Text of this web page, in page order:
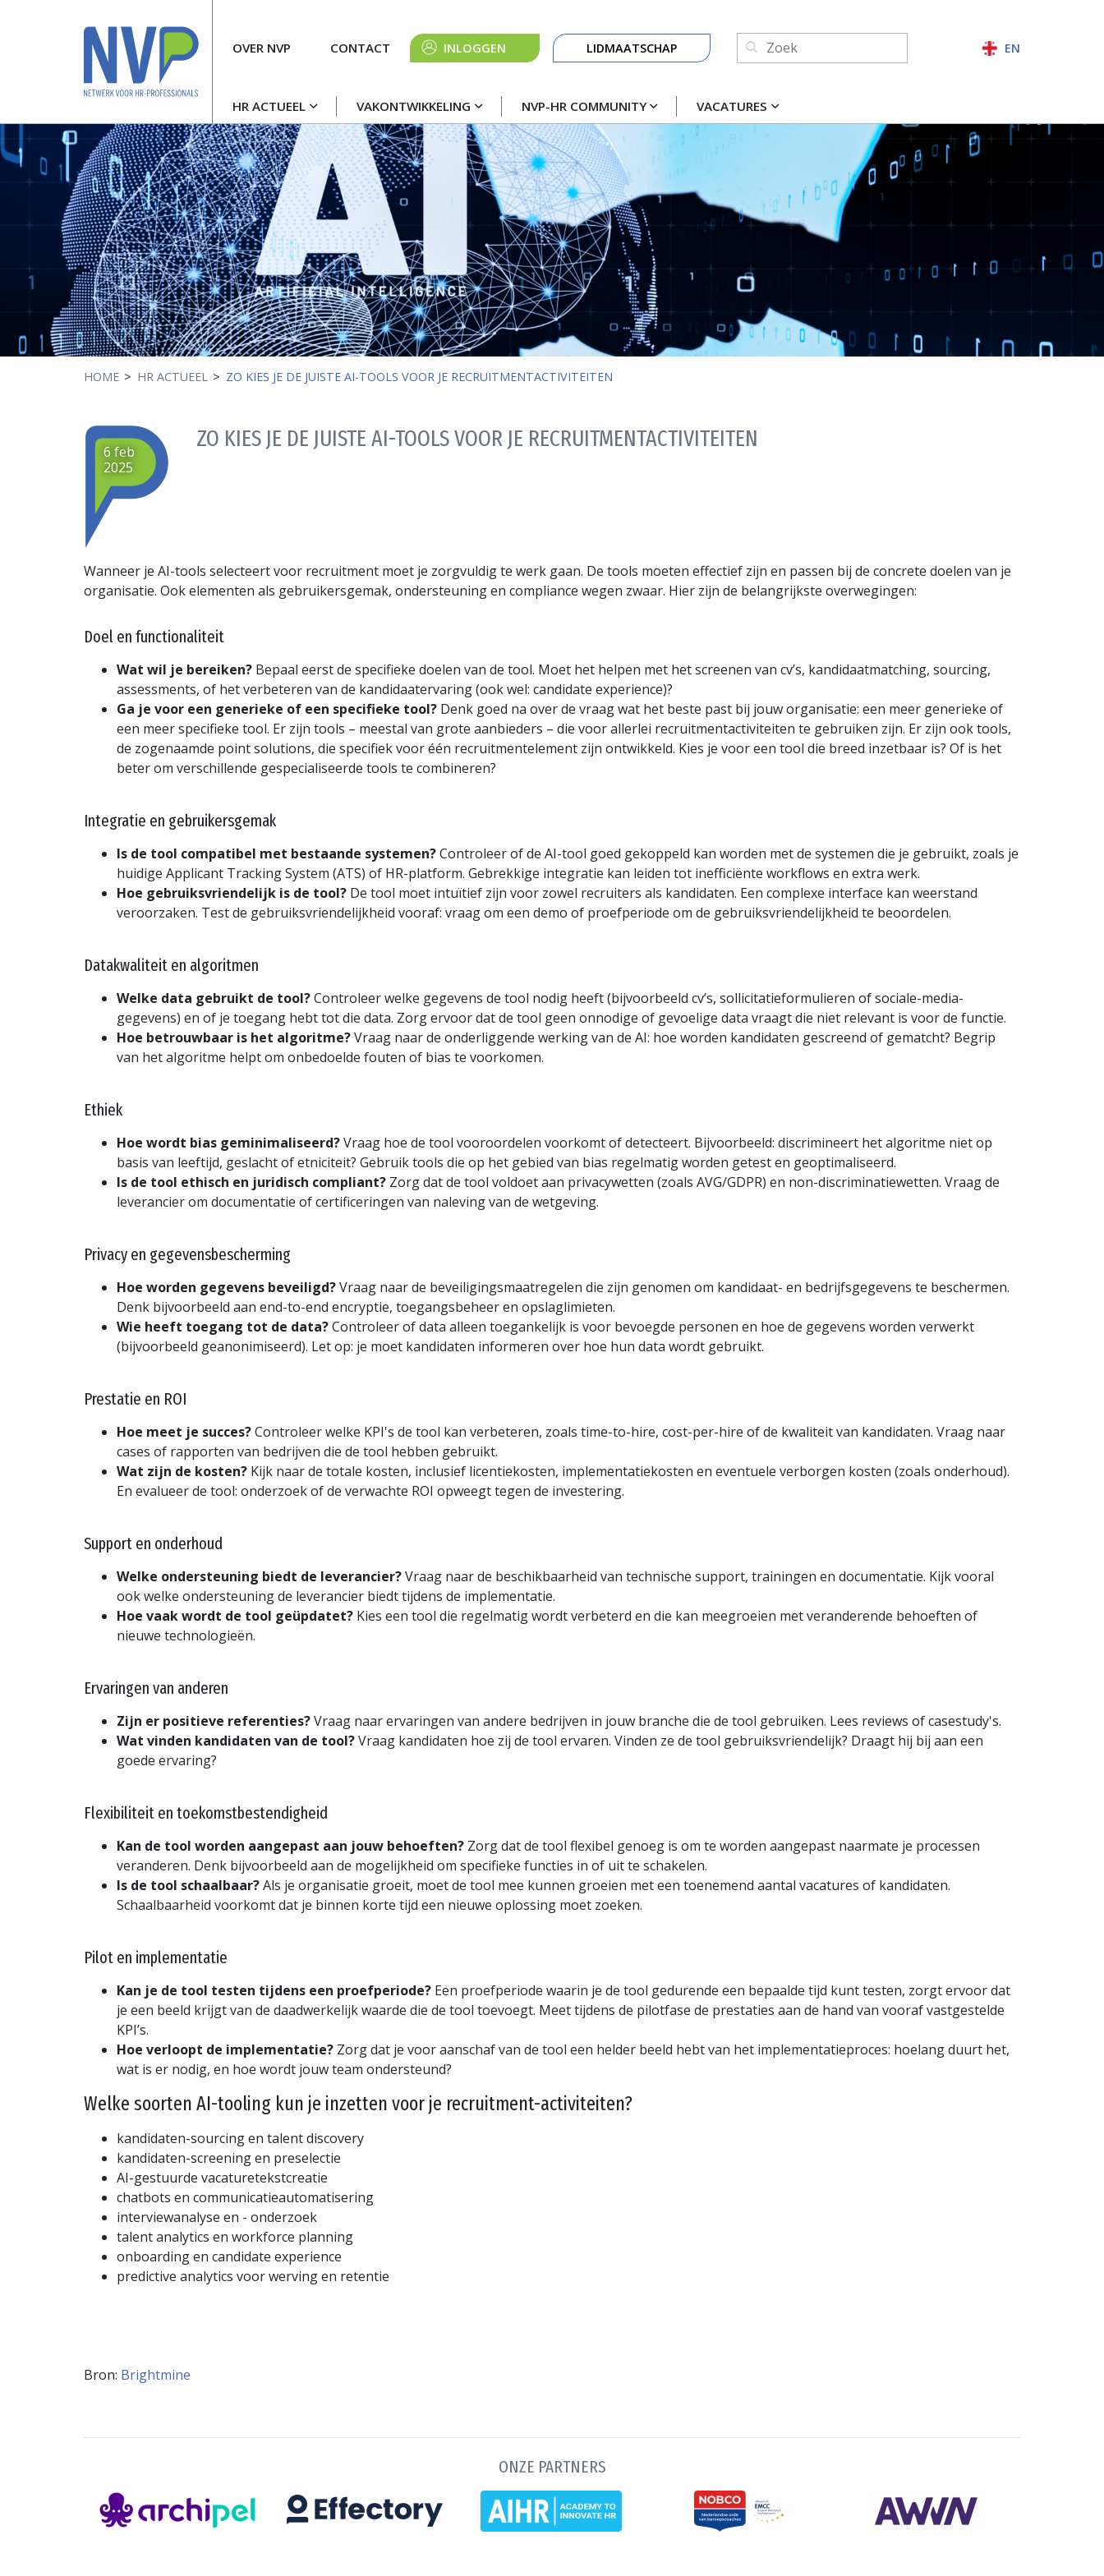
Hoofdnavigatie
HR ACTUEEL VAKONTWIKKELING NVP-HR COMMUNITY VACATURES
MetaOVER NVP CONTACT INLOGGEN
Knop
navigatie
LIDMAATSCHAP Zoeken:
ZOEKEN
EN
HOME HR ACTUEEL ZO KIES JE DE JUISTE AI-TOOLS VOOR JE RECRUITMENTACTIVITEITEN
ZO KIES JE DE JUISTE AI-TOOLS VOOR JE RECRUITMENTACTIVITEITEN
6 feb
2025
Wanneer je AI-tools selecteert voor recruitment moet je zorgvuldig te werk gaan. De tools moeten effectief zijn en passen bij de concrete doelen van je
organisatie. Ook elementen als gebruikersgemak, ondersteuning en compliance wegen zwaar. Hier zijn de belangrijkste overwegingen:
Doel en functionaliteit
Wat wil je bereiken? Bepaal eerst de specifieke doelen van de tool. Moet het helpen met het screenen van cv’s, kandidaat­matching, sourcing,
assessments, of het verbeteren van de kandidaatervaring (ook wel: candidate experience)?
Ga je voor een generieke of een specifieke tool? Denk goed na over de vraag wat het beste past bij jouw organisatie: een meer generieke of
een meer specifieke tool. Er zijn tools – meestal van grote aanbieders – die voor allerlei recruitmentactiviteiten te gebruiken zijn. Er zijn ook tools,
de zogenaamde point solutions, die specifiek voor één recruitmentelement zijn ontwikkeld. Kies je voor een tool die breed inzetbaar is? Of is het
beter om verschillende gespecialiseerde tools te combineren?
Integratie en gebruikersgemak
Is de tool compatibel met bestaande systemen?Controleer of de AI-tool goed gekoppeld kan worden met de systemen die je gebruikt, zoals je
huidige Applicant Tracking System (ATS) of HR-platform. Gebrekkige integratie kan leiden tot inefficiënte workflows en extra werk.
Hoe gebruiksvriendelijk is de tool? De tool moet intuïtief zijn voor zowel recruiters als kandidaten. Een complexe interface kan weerstand
veroorzaken. Test de gebruiks­vriendelijk­heid vooraf: vraag om een demo of proefperiode om de gebruiks­vriendelijk­heid te beoordelen.
Datakwaliteit en algoritmen
Welke data gebruikt de tool?Controleer welke gegevens de tool nodig heeft (bijvoorbeeld cv’s, sollicitatie­formulieren of sociale-media­
gegevens) en of je toegang hebt tot die data. Zorg ervoor dat de tool geen onnodige of gevoelige data vraagt die niet relevant is voor de functie.
Hoe betrouwbaar is het algoritme?Vraag naar de onderliggende werking van de AI: hoe worden kandidaten gescreend of gematcht? Begrip
van het algoritme helpt om onbedoelde fouten of bias te voorkomen.
Ethiek
Hoe wordt bias geminimaliseerd?Vraag hoe de tool vooroordelen voorkomt of detecteert. Bijvoorbeeld: discrimineert het algoritme niet op
basis van leeftijd, geslacht of etniciteit? Gebruik tools die op het gebied van bias regelmatig worden getest en geoptimaliseerd.
Is de tool ethisch en juridisch compliant? Zorg dat de tool voldoet aan privacywetten (zoals AVG/GDPR) en non-discriminatiewetten. Vraag de
leverancier om documentatie of certificeringen van naleving van de wetgeving.
Privacy en gegevensbescherming
Hoe worden gegevens beveiligd?Vraag naar de beveiligingsmaatregelen die zijn genomen om kandidaat- en bedrijfsgegevens te beschermen.
Denk bijvoorbeeld aan end-to-end encryptie, toegangsbeheer en opslaglimieten.
Wie heeft toegang tot de data?Controleer of data alleen toegankelijk is voor bevoegde personen en hoe de gegevens worden verwerkt
(bijvoorbeeld geanonimiseerd). Let op: je moet kandidaten informeren over hoe hun data wordt gebruikt.
Prestatie en ROI
Hoe meet je succes?Controleer welke KPI's de tool kan verbeteren, zoals time-to-hire, cost-per-hire of de kwaliteit van kandidaten. Vraag naar
cases of rapporten van bedrijven die de tool hebben gebruikt.
Wat zijn de kosten? Kijk naar de totale kosten, inclusief licentiekosten, implementatiekosten en eventuele verborgen kosten (zoals onderhoud).
En evalueer de tool: onderzoek of de verwachte ROI opweegt tegen de investering.
Support en onderhoud
Welke ondersteuning biedt de leverancier?Vraag naar de beschikbaarheid van technische support, trainingen en documentatie. Kijk vooral
ook welke ondersteuning de leverancier biedt tijdens de implementatie.
Hoe vaak wordt de tool geüpdatet? Kies een tool die regelmatig wordt verbeterd en die kan meegroeien met veranderende behoeften of
nieuwe technologieën.
Ervaringen van anderen
Zijn er positieve referenties?Vraag naar ervaringen van andere bedrijven in jouw branche die de tool gebruiken. Lees reviews of casestudy's.
Wat vinden kandidaten van de tool?Vraag kandidaten hoe zij de tool ervaren. Vinden ze de tool gebruiksvriendelijk? Draagt hij bij aan een
goede ervaring?
Flexibiliteit en toekomstbestendigheid
Kan de tool worden aangepast aan jouw behoeften? Zorg dat de tool flexibel genoeg is om te worden aangepast naarmate je processen
veranderen. Denk bijvoorbeeld aan de mogelijkheid om specifieke functies in of uit te schakelen.
Is de tool schaalbaar?Als je organisatie groeit, moet de tool mee kunnen groeien met een toenemend aantal vacatures of kandidaten.
Schaalbaarheid voorkomt dat je binnen korte tijd een nieuwe oplossing moet zoeken.
Pilot en implementatie
Kan je de tool testen tijdens een proefperiode? Een proefperiode waarin je de tool gedurende een bepaalde tijd kunt testen, zorgt ervoor dat
je een beeld krijgt van de daadwerkelijk waarde die de tool toevoegt. Meet tijdens de pilotfase de prestaties aan de hand van vooraf vastgestelde
KPI’s.
Hoe verloopt de implementatie? Zorg dat je voor aanschaf van de tool een helder beeld hebt van het implementatieproces: hoelang duurt het,
wat is er nodig, en hoe wordt jouw team ondersteund?
Welke soorten AI-tooling kun je inzetten voor je recruitment-activiteiten?
kandidaten-sourcing en talent discovery
kandidaten-screening en preselectie
AI-gestuurde vacaturetekstcreatie
chatbots en communicatieautomatisering
interviewanalyse en - onderzoek
talent analytics en workforce planning
onboarding en candidate experience
predictive analytics voor werving en retentie
Bron: Brightmine
ONZE PARTNERS